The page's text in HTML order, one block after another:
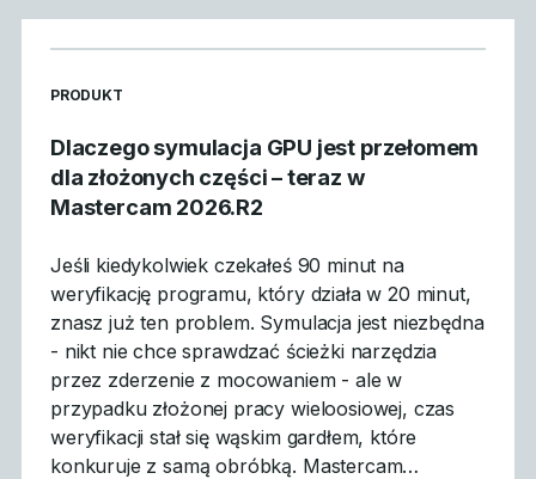
READ MORE ARTICLES ABOUT
PRODUKT
Dlaczego symulacja GPU jest przełomem
dla złożonych części – teraz w
Mastercam 2026.R2
Jeśli kiedykolwiek czekałeś 90 minut na
weryfikację programu, który działa w 20 minut,
znasz już ten problem. Symulacja jest niezbędna
- nikt nie chce sprawdzać ścieżki narzędzia
przez zderzenie z mocowaniem - ale w
przypadku złożonej pracy wieloosiowej, czas
weryfikacji stał się wąskim gardłem, które
konkuruje z samą obróbką. Mastercam…